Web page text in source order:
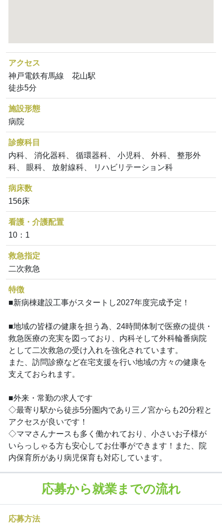
アクセス
神戸電鉄有馬線 花山駅
徒歩5分
施設形態
病院
診療科目
内科、 消化器科、 循環器科、 小児科、 外科、 整形外
科、 眼科、 放射線科、 リハビリテーション科
病床数
156床
看護・介護配置
10：1
救急指定
二次救急
特徴
■新病棟建設工事がスタートし2027年度完成予定！
■地域の皆様の健康を担う為、24時間体制で医療の提供・
救急医療の充実を図っており、内科そして外科輪番病院
として二次救急の受け入れを強化されています。
また、訪問診療など在宅支援を行い地域の方々の健康を
支えておられます。
■外来・常勤の求人です
◇最寄り駅から徒歩5分圏内であり三ノ宮からも20分程と
アクセスが良いです！
◇ママさんナースも多く働かれており、小さいお子様が
いらっしゃる方も安心してお仕事ができます！また、院
内保育所があり病児保育も対応しています。
応募から就業までの流れ
応募方法